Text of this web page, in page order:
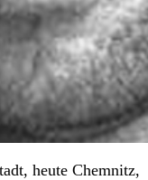
heute Chemnitz,